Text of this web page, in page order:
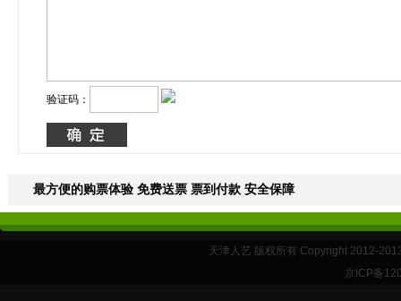
验证码：
最方便的购票体验 免费送票 票到付款 安全保障
天津人艺 版权所有 Copyright 2012-
京ICP备